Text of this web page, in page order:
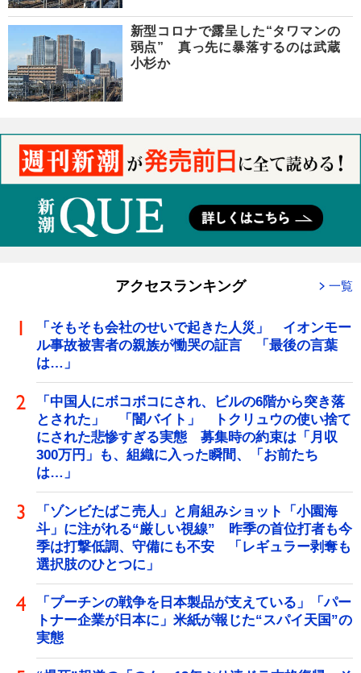
新型コロナで露呈した“タワマンの
弱点” 真っ先に暴落するのは武蔵
小杉か
アクセスランキング 一覧
「そもそも会社のせいで起きた人災」 イオンモー
ル事故被害者の親族が慟哭の証言 「最後の言葉
は…」
「中国人にボコボコにされ、ビルの6階から突き落
とされた」 「闇バイト」 トクリュウの使い捨て
にされた悲惨すぎる実態 募集時の約束は「月収
300万円」も、組織に入った瞬間、「お前たち
は…」
「ゾンビたばこ売人」と肩組みショット「小園海
斗」に注がれる“厳しい視線” 昨季の首位打者も今
季は打撃低調、守備にも不安 「レギュラー剥奪も
選択肢のひとつに」
「プーチンの戦争を日本製品が支えている」「パー
トナー企業が日本に」米紙が報じた“スパイ天国”の
実態